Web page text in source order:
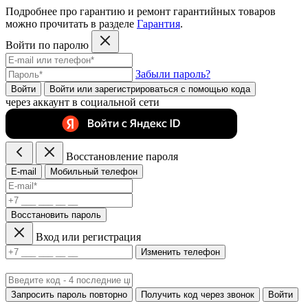
Подробнее про гарантию и ремонт гарантийных товаров
можно прочитать в разделе Гарантия.
Войти по паролю
Забыли пароль?
Войти Войти или зарегистрироватьcя с помощью кода
через аккаунт в социальной сети
Восстановление пароля
E-mail Мобильный телефон
Восстановить пароль
Вход или регистрация
Изменить телефон
Запросить пароль повторно Получить код через звонок Войти